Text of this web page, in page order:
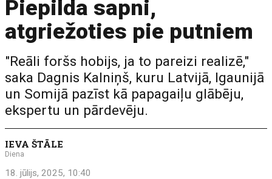
Piepilda sapni,
atgriežoties pie putniem
"Reāli foršs hobijs, ja to pareizi realizē,"
saka Dagnis Kalniņš, kuru Latvijā, Igaunijā
un Somijā pazīst kā papagaiļu glābēju,
ekspertu un pārdevēju.
IEVA ŠTĀLE
Diena
18. jūlijs, 2025, 10:40